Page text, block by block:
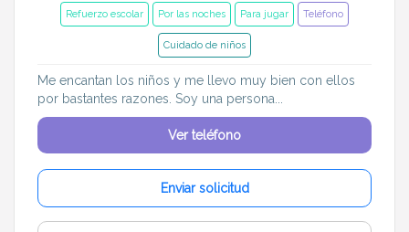
Refuerzo escolar Por las noches Para jugar Teléfono
Cuidado de niños
Me encantan los niños y me llevo muy bien con ellos
por bastantes razones. Soy una persona...
Ver teléfono
Enviar solicitud